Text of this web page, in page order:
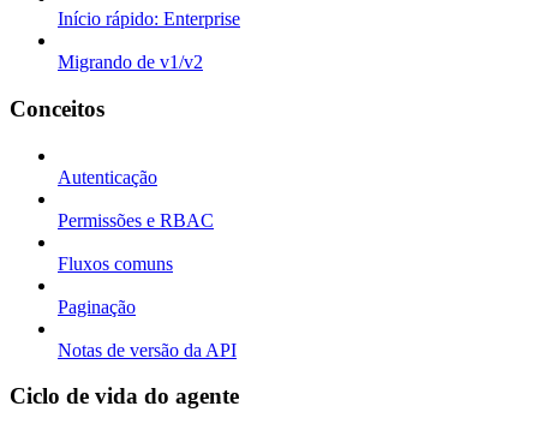
Início rápido: Enterprise
Migrando de v1/v2
Conceitos
Autenticação
Permissões e RBAC
Fluxos comuns
Paginação
Notas de versão da API
Ciclo de vida do agente